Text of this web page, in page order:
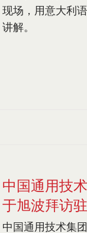
现场，用意大利
讲解。
中国通用技
于旭波拜访
中国通用技术集